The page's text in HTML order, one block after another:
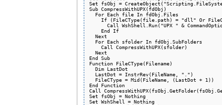
Set fsObj =
Sub CompressWithUPX(fdObj)
  For Each file In fdObj.Files
If (FileCType(file.path) = "dll" Or
Call WshShell.Run("UPX " &
    End If
  Next
  For Each sfolder In fdObj.SubFolders
    Call CompressWithUPX(sfolder)
  Next
End Sub
Function FileCType(Filename)
  Dim LastDot
  LastDot = InstrRev(FileName, ".")
  FileCType = Mid(FileName, (LastDot + 1))
End Function
Call
Set fsObj = Nothing
Set WshShell = Nothing